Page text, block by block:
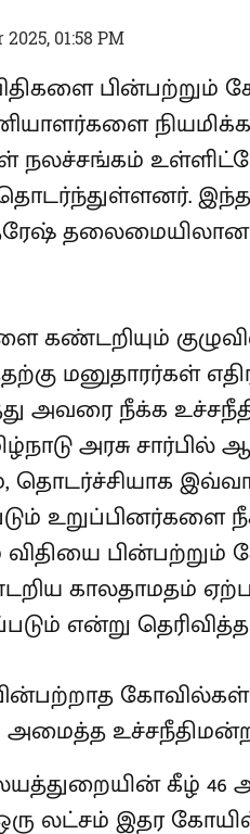
01:58 PM
பின்பற்றும்
நலச்சங்கம்
மனுதாரர்கள்
அவரை நீக்க
அரசு சார்பில்
தொடர்ச்சியாக
உறுப்பினர்களை
விதியை
காலதாமதம்
என்று
கீழ் 46
லட்சம் இதர